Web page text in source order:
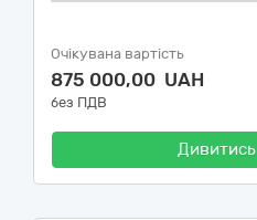
Очікувана вартість
875 000,00 UAH
без ПДВ
Дивитись